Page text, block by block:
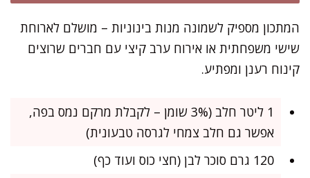
המתכון מספיק לשמונה מנות בינוניות – מושלם לארוחת
שישי משפחתית או אירוח ערב קיצי עם חברים שרוצים
קינוח רענן ומפתיע.
1 ליטר חלב (3% שומן – לקבלת מרקם נמס בפה,
אפשר גם חלב צמחי לגרסה טבעונית)
120 גרם סוכר לבן (חצי כוס ועוד כף)